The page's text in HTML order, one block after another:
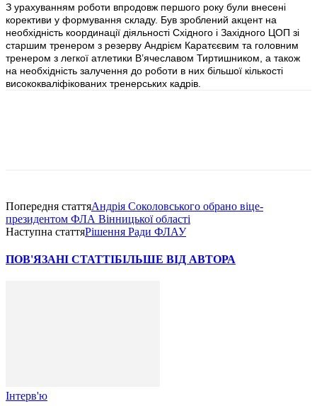
З урахуванням роботи впродовж першого року були внесені
корективи у формування складу. Був зроблений акцент на
необхідність координації діяльності Східного і Західного ЦОП зі
старшим тренером з резерву Андрієм Каратєєвим та головним
тренером з легкої атлетики В’ячеславом Тиртишником, а також
на необхідність залучення до роботи в них більшої кількості
висококваліфікованих тренерських кадрів.
Попередня статтяАндрія Соколовського обрано віце-
президентом ФЛА Вінницької області
Наступна статтяРішення Ради ФЛАУ
ПОВ'ЯЗАНІ СТАТТІБІЛЬШЕ ВІД АВТОРА
Інтерв'ю